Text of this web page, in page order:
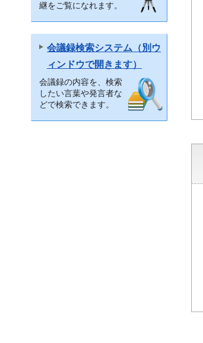
継をご覧になれます。
会議録検索システム（別ウ
ィンドウで開きます）
会議録の内容を、検索
したい言葉や発言者な
どで検索できます。